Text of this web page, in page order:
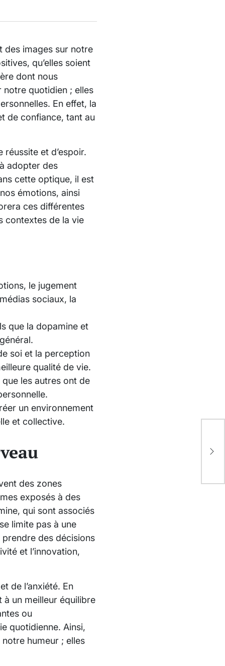
des images sur notre
qu’elles soient
dont nous
notre quotidien ; elles
En effet, la
de confiance, tant au
et d’espoir.
adopter des
cette optique, il est
émotions, ainsi
ces différentes
contextes de la vie
le jugement
sociaux, la
que la dopamine et
soi et la perception
qualité de vie.
les autres ont de
un environnement
et collective.
des zones
exposés à des
qui sont associés
limite pas à une
des décisions
et l’innovation,
de l’anxiété. En
à un meilleur équilibre
ou
quotidienne. Ainsi,
humeur ; elles